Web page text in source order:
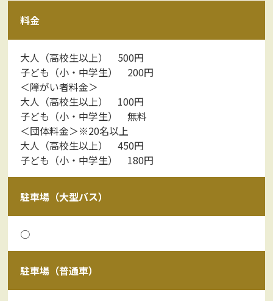
料金
大人（高校生以上） 500円
子ども（小・中学生） 200円
＜障がい者料金＞
大人（高校生以上） 100円
子ども（小・中学生） 無料
＜団体料金＞※20名以上
大人（高校生以上） 450円
子ども（小・中学生） 180円
駐車場（大型バス）
○
駐車場（普通車）